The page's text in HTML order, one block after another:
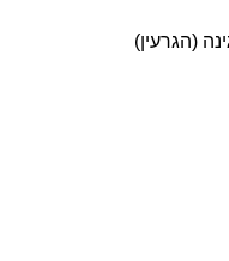
(הגרעין)